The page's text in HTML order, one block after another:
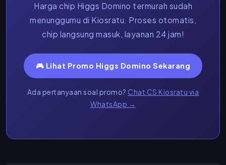
Harga chip Higgs Domino termurah sudah
menunggumu di Kiosratu. Proses otomatis,
chip langsung masuk, layanan 24 jam!
🎮 Lihat Promo Higgs Domino Sekarang
Ada pertanyaan soal promo? Chat CS Kiosratu via
WhatsApp →